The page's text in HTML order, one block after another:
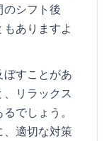
シフト後
ありますよ
すことがあ
リラックス
でしょう。
適切な対策